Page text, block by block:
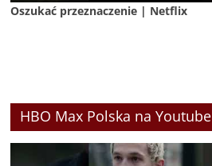
Oszukać przeznaczenie | Netflix
HBO Max Polska na Youtube